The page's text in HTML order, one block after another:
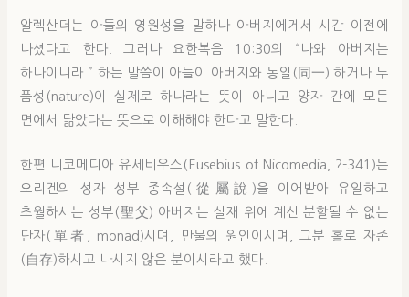
알렉산더는 아들의 영원성을 말하나 아버지에게서 시간 이전에
나셨다고 한다. 그러나 요한복음 10:30의 “나와 아버지는
하나이니라.” 하는 말씀이 아들이 아버지와 동일(同一) 하거나 두
품성(nature)이 실제로 하나라는 뜻이 아니고 양자 간에 모든
면에서 닮았다는 뜻으로 이해해야 한다고 말한다.
한편 니코메디아 유세비우스(Eusebius of Nicomedia, ?-341)는
오리겐의 성자 성부 종속설(從屬說)을 이어받아 유일하고
초월하시는 성부(聖父) 아버지는 실재 위에 계신 분할될 수 없는
단자(單者, monad)시며, 만물의 원인이시며, 그분 홀로 자존
(自存)하시고 나시지 않은 분이시라고 했다.